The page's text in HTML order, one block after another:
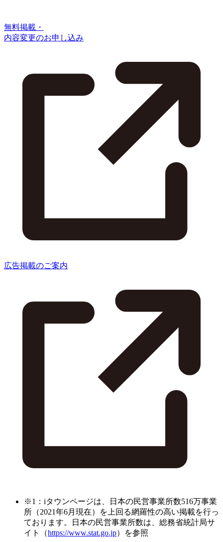
無料掲載・
内容変更のお申し込み
広告掲載のご案内
※1：iタウンページは、日本の民営事業所数516万事業
所（2021年6月現在）を上回る網羅性の高い掲載を行っ
ております。日本の民営事業所数は、総務省統計局サ
イト（https://www.stat.go.jp）を参照